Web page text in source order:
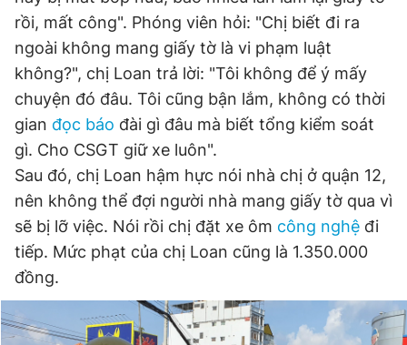
rồi, mất công". Phóng viên hỏi: "Chị biết đi ra
ngoài không mang giấy tờ là vi phạm luật
không?", chị Loan trả lời: "Tôi không để ý mấy
chuyện đó đâu. Tôi cũng bận lắm, không có thời
gian đọc báo đài gì đâu mà biết tổng kiểm soát
gì. Cho CSGT giữ xe luôn".
Sau đó, chị Loan hậm hực nói nhà chị ở quận 12,
nên không thể đợi người nhà mang giấy tờ qua vì
sẽ bị lỡ việc. Nói rồi chị đặt xe ôm công nghệ đi
tiếp. Mức phạt của chị Loan cũng là 1.350.000
đồng.